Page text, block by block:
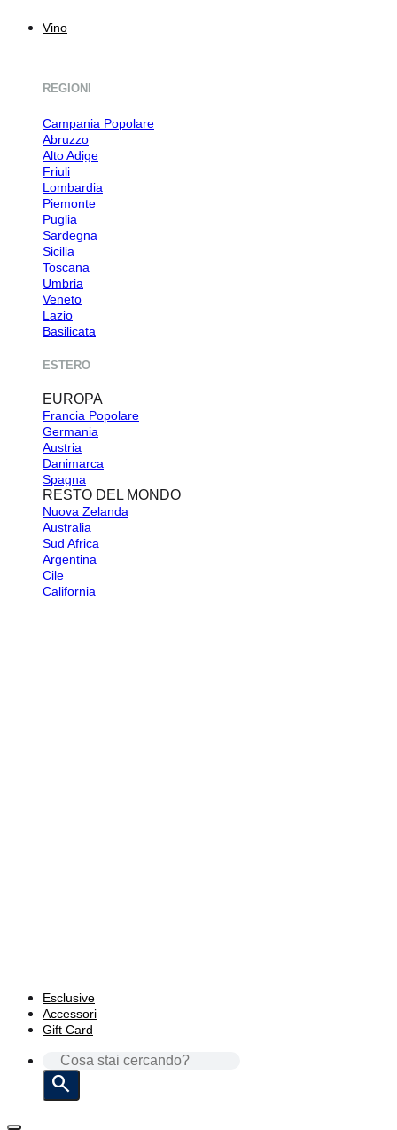
Vino
REGIONI
Campania
Abruzzo
Alto Adige
Friuli
Lombardia
Piemonte
Puglia
Sardegna
Sicilia
Toscana
Umbria
Veneto
Lazio
Basilicata
ESTERO
EUROPA
Francia
Germania
Austria
Danimarca
Spagna
RESTO DEL MONDO
Nuova Zelanda
Australia
Sud Africa
Argentina
Cile
California
Esclusive
Accessori
Gift Card
CERCA: